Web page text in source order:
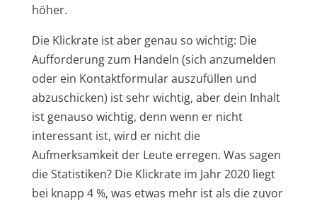
höher.
Die Klickrate ist aber genau so wichtig: Die
Aufforderung zum Handeln (sich anzumelden
oder ein Kontaktformular auszufüllen und
abzuschicken) ist sehr wichtig, aber dein Inhalt
ist genauso wichtig, denn wenn er nicht
interessant ist, wird er nicht die
Aufmerksamkeit der Leute erregen. Was sagen
die Statistiken? Die Klickrate im Jahr 2020 liegt
bei knapp 4 %, was etwas mehr ist als die zuvor